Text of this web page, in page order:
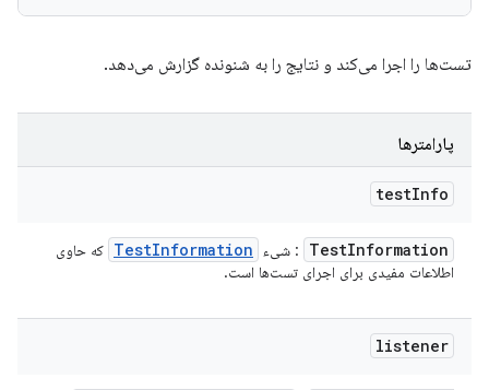
تست‌ها را اجرا می‌کند و نتایج را به شنونده گزارش می‌دهد.
پارامترها
testInfo
TestInformation : شیء TestInformation
که حاوی
اطلاعات مفیدی برای اجرای تست‌ها است.
listener